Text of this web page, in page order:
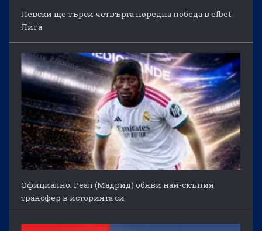
Левски ще търси четвърта поредна победа в efbet
Лига
Официално: Реал (Мадрид) обяви най-скъпия
трансфер в историята си